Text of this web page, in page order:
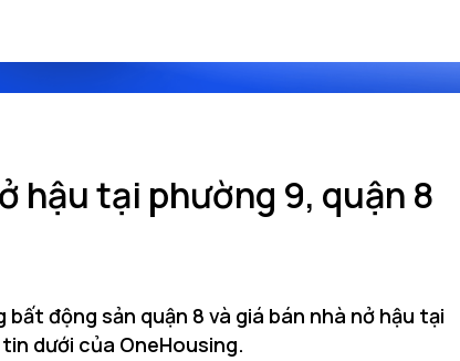
hậu tại phường 9, quận 8
động sản quận 8 và giá bán nhà nở hậu tại
dưới của OneHousing.